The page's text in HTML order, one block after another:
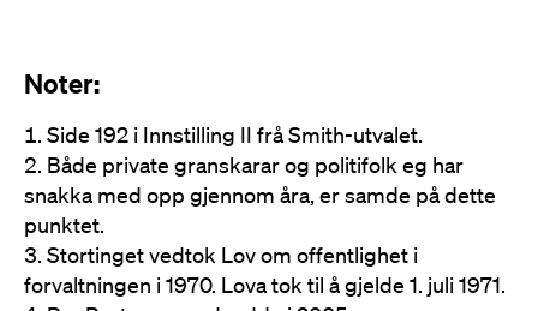
Noter:
Side 192 i Innstilling II frå Smith-utvalet.
Både private granskarar og politifolk eg har
snakka med opp gjennom åra, er samde på dette
punktet.
Stortinget vedtok Lov om offentlighet i
forvaltningen i 1970. Lova tok til å gjelde 1. juli 1971.